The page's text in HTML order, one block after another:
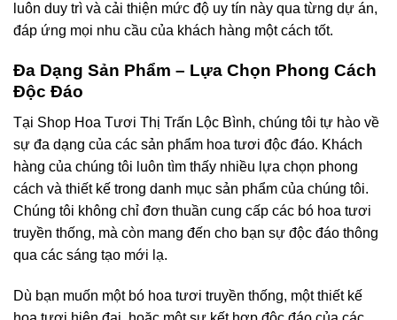
luôn duy trì và cải thiện mức độ uy tín này qua từng dự án,
đáp ứng mọi nhu cầu của khách hàng một cách tốt.
Đa Dạng Sản Phẩm – Lựa Chọn Phong Cách
Độc Đáo
Tại Shop Hoa Tươi Thị Trấn Lộc Bình, chúng tôi tự hào về
sự đa dạng của các sản phẩm hoa tươi độc đáo. Khách
hàng của chúng tôi luôn tìm thấy nhiều lựa chọn phong
cách và thiết kế trong danh mục sản phẩm của chúng tôi.
Chúng tôi không chỉ đơn thuần cung cấp các bó hoa tươi
truyền thống, mà còn mang đến cho bạn sự độc đáo thông
qua các sáng tạo mới lạ.
Dù bạn muốn một bó hoa tươi truyền thống, một thiết kế